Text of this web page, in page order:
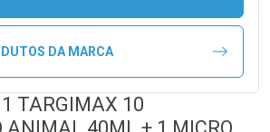
DA MARCA
TARGIMAX 10